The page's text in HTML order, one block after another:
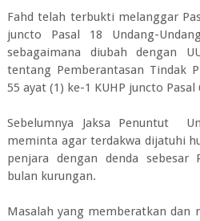
Fahd telah terbukti melanggar
juncto Pasal 18 Undang-
sebagaimana diubah dengan
tentang Pemberantasan Tindak
55 ayat (1) ke-1 KUHP juncto Pasal
Sebelumnya Jaksa Penuntut
meminta agar terdakwa dijatuhi
penjara dengan denda sebesar
bulan kurungan.
Masalah yang memberatkan dan